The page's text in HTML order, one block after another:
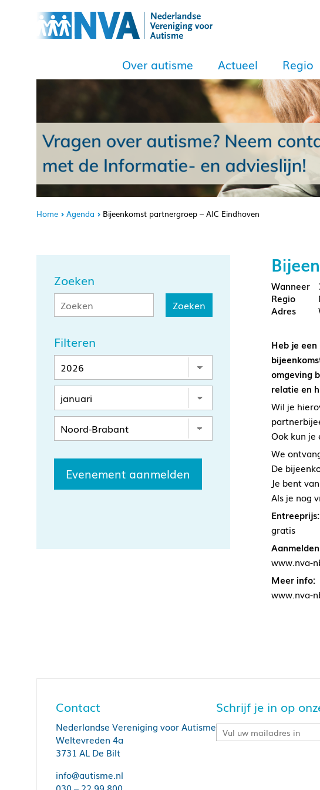
Over autisme Actueel Regio
Home Agenda Bijeenkomst partnergroep – AIC Eindhoven
Zoeken
Filteren
Evenement aanmelden
Heb je
omgeving
relatie en
Wil je
Ook kun je
We
De
Je bent
Als je nog
Entreeprijs:
gratis
www.nva-
Meer info:
www.nva-
Contact
Nederlandse Vereniging voor Autisme
Weltevreden 4a
3731 AL De Bilt
info@autisme.nl
Schrijf je in op